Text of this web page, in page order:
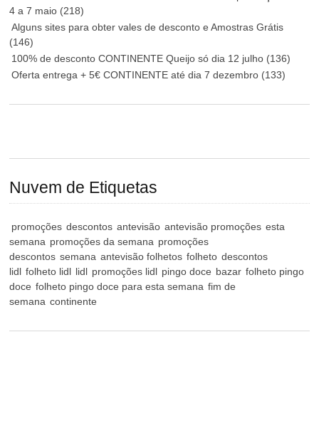
4 a 7 maio (218)
Alguns sites para obter vales de desconto e Amostras Grátis
(146)
100% de desconto CONTINENTE Queijo só dia 12 julho (136)
Oferta entrega + 5€ CONTINENTE até dia 7 dezembro (133)
Nuvem de Etiquetas
promoções descontos antevisão antevisão promoções esta
semana promoções da semana promoções
descontos semana antevisão folhetos folheto descontos
lidl folheto lidl lidl promoções lidl pingo doce bazar folheto pingo
doce folheto pingo doce para esta semana fim de
semana continente